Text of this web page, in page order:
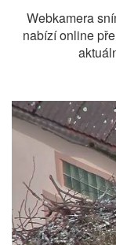
Webkamera
nabízí online